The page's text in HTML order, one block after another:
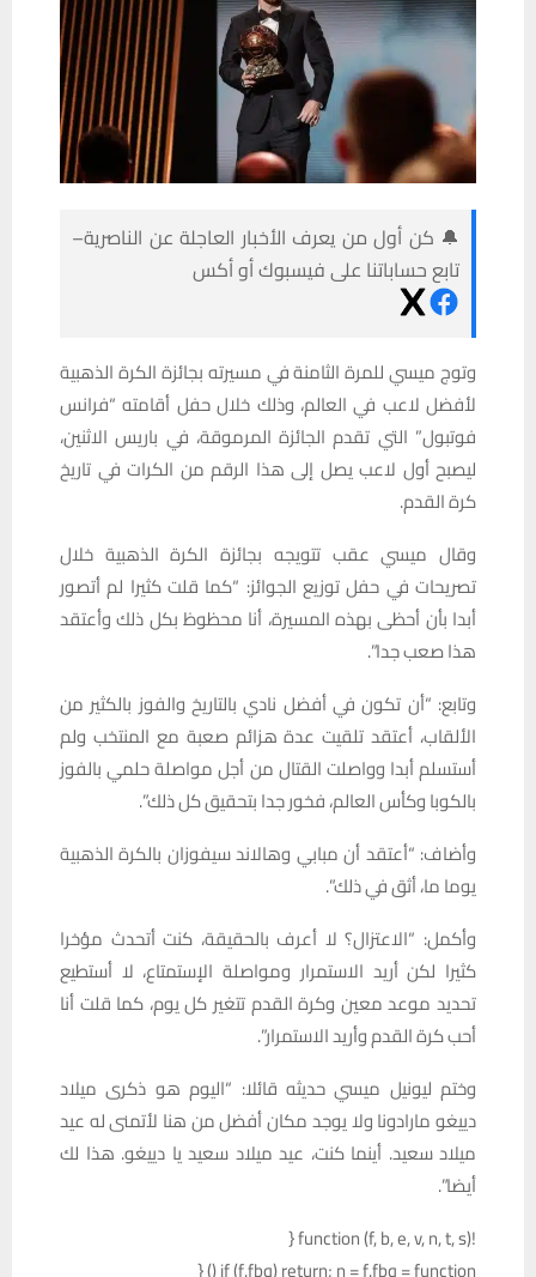
🔔 كن أول من يعرف الأخبار العاجلة عن الناصرية–
تابع حساباتنا على فيسبوك أو أكس
وتوج ميسي للمرة الثامنة في مسيرته بجائزة الكرة الذهبية
لأفضل لاعب في العالم، وذلك خلال حفل أقامته “فرانس
فوتبول” التي تقدم الجائزة المرموقة، في باريس الاثنين،
ليصبح أول لاعب يصل إلى هذا الرقم من الكرات في تاريخ
كرة القدم.
وقال ميسي عقب تتويجه بجائزة الكرة الذهبية خلال
تصريحات في حفل توزيع الجوائز: “كما قلت كثيرا لم أتصور
أبدا بأن أحظى بهذه المسيرة، أنا محظوظ بكل ذلك وأعتقد
هذا صعب جدا”.
وتابع: “أن تكون في أفضل نادي بالتاريخ والفوز بالكثير من
الألقاب، أعتقد تلقيت عدة هزائم صعبة مع المنتخب ولم
أستسلم أبدا وواصلت القتال من أجل مواصلة حلمي بالفوز
بالكوبا وكأس العالم، فخور جدا بتحقيق كل ذلك”.
وأضاف: “أعتقد أن مبابي وهالاند سيفوزان بالكرة الذهبية
يوما ما، أثق في ذلك”.
وأكمل: “الاعتزال؟ لا أعرف بالحقيقة، كنت أتحدث مؤخرا
كثيرا لكن أريد الاستمرار ومواصلة الإستمتاع، لا أستطيع
تحديد موعد معين وكرة القدم تتغير كل يوم، كما قلت أنا
أحب كرة القدم وأريد الاستمرار”.
وختم ليونيل ميسي حديثه قائلا: “اليوم هو ذكرى ميلاد
دييغو مارادونا ولا يوجد مكان أفضل من هنا لأتمنى له عيد
ميلاد سعيد. أينما كنت، عيد ميلاد سعيد يا دييغو. هذا لك
أيضا”.
!function (f, b, e, v, n, t, s) {